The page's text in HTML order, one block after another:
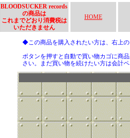
BLOODSUCKER records
の商品は
これまでどおり消費税は
いただきません
HOME
◆この商品を購入されたい方は、右上
ボタンを押すと自動で買い物カゴに商
さい。まだ買い物を続けたい方は会計